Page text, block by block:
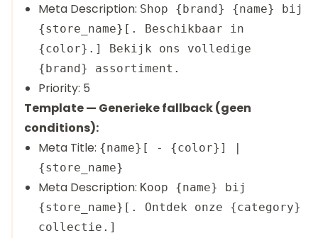
Meta Description: Shop {brand} {name} bij
{store_name}[. Beschikbaar in
{color}.] Bekijk ons volledige
{brand} assortiment.
Priority: 5
Template — Generieke fallback (geen
conditions):
Meta Title: {name}[ - {color}] |
{store_name}
Meta Description: Koop {name} bij
{store_name}[. Ontdek onze {category}
collectie.]